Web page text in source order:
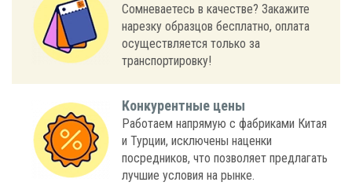
Сомневаетесь в качестве? Закажите
нарезку образцов бесплатно, оплата
осуществляется только за
транспортировку!
Конкурентные цены
Работаем напрямую с фабриками Китая
и Турции, исключены наценки
посредников, что позволяет предлагать
лучшие условия на рынке.